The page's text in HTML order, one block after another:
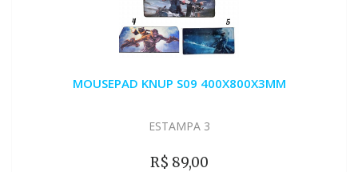
MOUSEPAD KNUP S09 400X800X3MM
ESTAMPA 3
R$ 89,00